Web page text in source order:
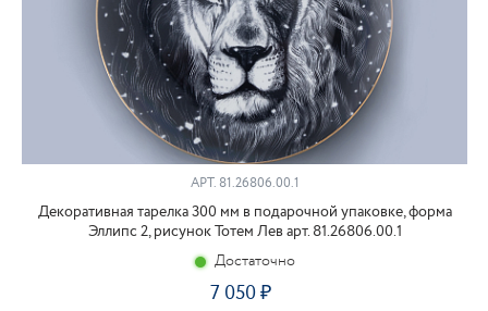
АРТ.81.26806.00.1
Декоративная тарелка 300 мм в подарочной упаковке, форма
Эллипс 2, рисунок Тотем Лев арт. 81.26806.00.1
Достаточно
7 050